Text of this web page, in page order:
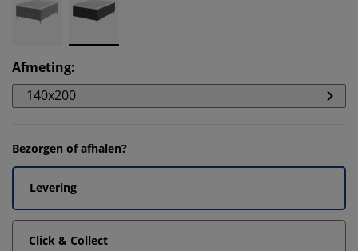
Afmeting:
140x200
Bezorgen of afhalen?
Levering
Click & Collect